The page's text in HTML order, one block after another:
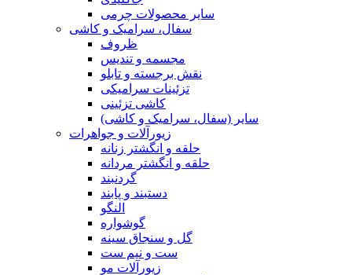
سایر محصولات چرمی
سفال، سرامیک و کاشی
ظروف
مجسمه و تندیس
نقش برجسته و تابلو
تزئینات سرامیکی
کاشی تزئینی
سایر (سفال، سرامیک و کاشی)
زیورآلات و جواهرات
حلقه و انگشتر زنانه
حلقه و انگشتر مردانه
گردنبند
دستبند و پابند
النگو
گوشواره
گل و سنجاق سینه
ست و نیم ست
زیورآلات مو